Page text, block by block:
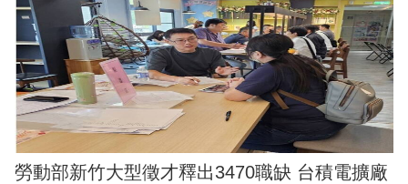
勞動部新竹大型徵才釋出3470職缺 台積電擴廠